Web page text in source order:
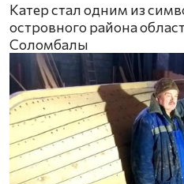
Катер стал одним из
островного района
Соломбалы